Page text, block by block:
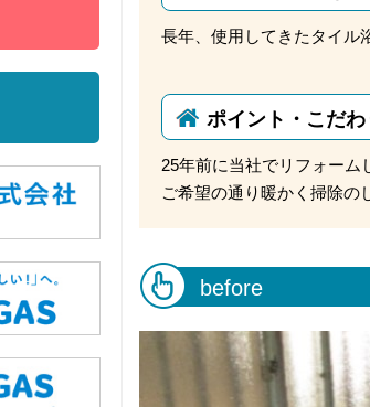
長年、使用してきたタイル
ポイント・こだわ
25年前に当社でリフォーム
ご希望の通り暖かく掃除の
before